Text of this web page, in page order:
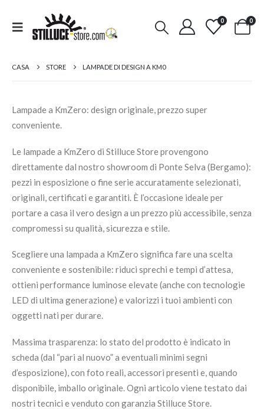
0 0
CASA STORE LAMPADE DI DESIGN A KM0
Lampade a KmZero: design originale, prezzo super
conveniente.
Le lampade a KmZero di Stilluce Store provengono
direttamente dal nostro showroom di Ponte Selva (Bergamo):
pezzi in esposizione o fine serie accuratamente selezionati,
originali, certificati e garantiti. È l’occasione ideale per
portare a casa il vero design a un prezzo più accessibile, senza
compromessi su qualità, sicurezza e stile.
Scegliere una lampada a KmZero significa fare una scelta
conveniente e sostenibile: riduci sprechi e tempi d’attesa,
ottieni performance luminose elevate (anche con tecnologie
LED di ultima generazione) e valorizzi i tuoi ambienti con
oggetti nati per durare.
Massima trasparenza: lo stato del prodotto è indicato in
scheda (dal “pari al nuovo” a eventuali minimi segni
d’esposizione), con foto reali, accessori presenti e, quando
disponibile, imballo originale. Ogni articolo viene testato dai
nostri tecnici e venduto con garanzia Stilluce Store.